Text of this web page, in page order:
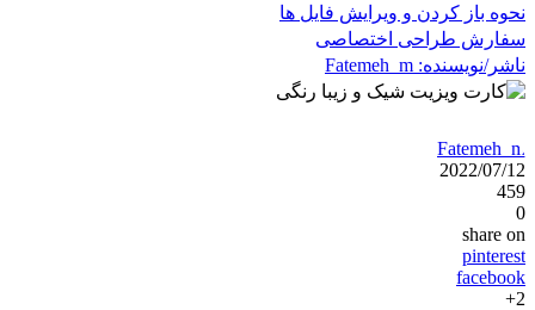
نحوه باز کردن و ویرایش فایل ها
سفارش طراحی اختصاصی
ناشر/نویسنده: Fatemeh_m
Fatemeh_m
2022/07/12
459
0
share on
pinterest
facebook
2+